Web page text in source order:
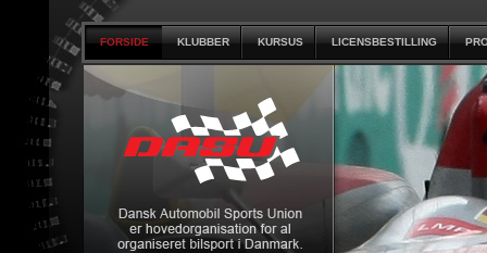
FORSIDE KLUBBER KURSUS LICENSBESTILLING